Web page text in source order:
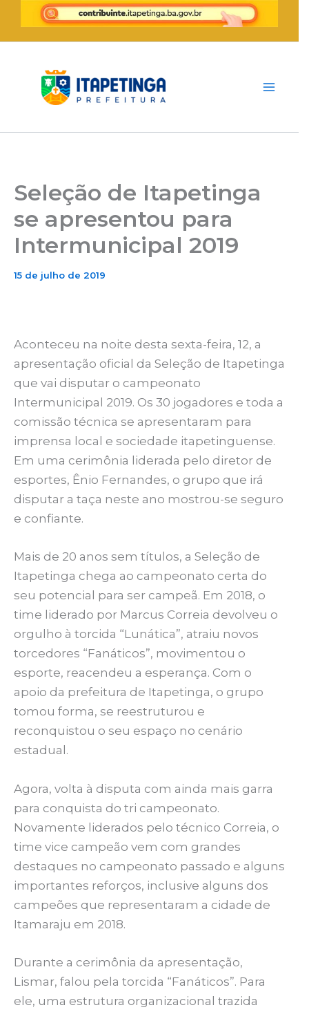
para
conteúdo
Seleção de Itapetinga
se apresentou para
Intermunicipal 2019
15 de julho de 2019
Aconteceu na noite desta sexta-feira, 12, a
apresentação oficial da Seleção de Itapetinga
que vai disputar o campeonato
Intermunicipal 2019. Os 30 jogadores e toda a
comissão técnica se apresentaram para
imprensa local e sociedade itapetinguense.
Em uma cerimônia liderada pelo diretor de
esportes, Ênio Fernandes, o grupo que irá
disputar a taça neste ano mostrou-se seguro
e confiante.
Mais de 20 anos sem títulos, a Seleção de
Itapetinga chega ao campeonato certa do
seu potencial para ser campeã. Em 2018, o
time liderado por Marcus Correia devolveu o
orgulho à torcida “Lunática”, atraiu novos
torcedores “Fanáticos”, movimentou o
esporte, reacendeu a esperança. Com o
apoio da prefeitura de Itapetinga, o grupo
tomou forma, se reestruturou e
reconquistou o seu espaço no cenário
estadual.
Agora, volta à disputa com ainda mais garra
para conquista do tri campeonato.
Novamente liderados pelo técnico Correia, o
time vice campeão vem com grandes
destaques no campeonato passado e alguns
importantes reforços, inclusive alguns dos
campeões que representaram a cidade de
Itamaraju em 2018.
Durante a cerimônia da apresentação,
Lismar, falou pela torcida “Fanáticos”. Para
ele, uma estrutura organizacional trazida